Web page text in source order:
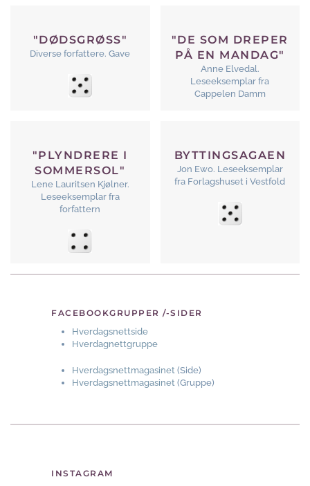
"DØDSGRØSS"
Diverse forfattere. Gave
"DE SOM DREPER
PÅ EN MANDAG"
Anne Elvedal.
Leseeksemplar fra
Cappelen Damm
"PLYNDRERE I
SOMMERSOL"
Lene Lauritsen Kjølner.
Leseeksemplar fra
forfattern
BYTTINGSAGAEN
Jon Ewo. Leseeksemplar
fra Forlagshuset i Vestfold
FACEBOOKGRUPPER /-SIDER
Hverdagsnettside
Hverdagnettgruppe
Hverdagsnettmagasinet (Side)
Hverdagsnettmagasinet (Gruppe)
INSTAGRAM